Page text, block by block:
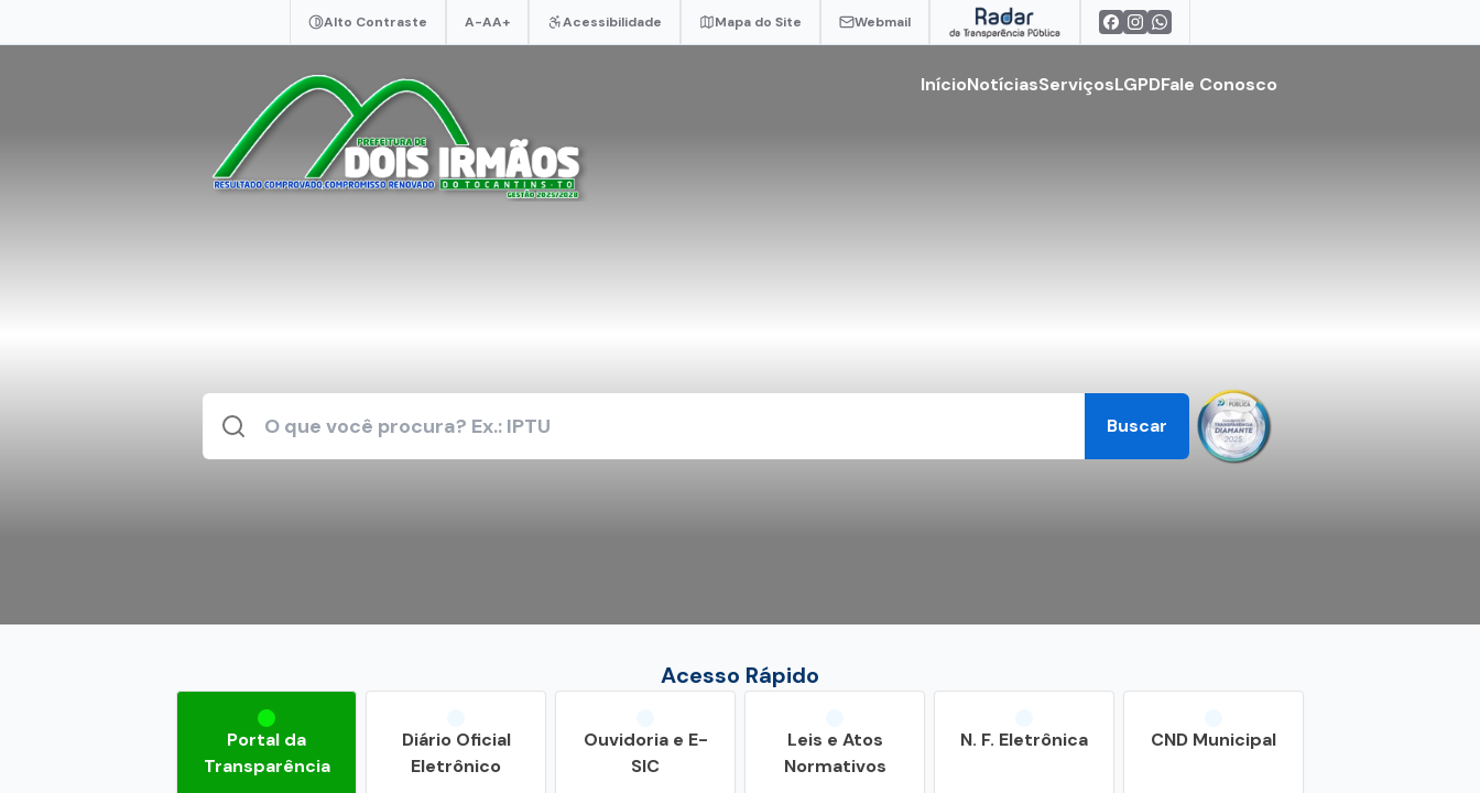
Alto Contraste A-AA+ Acessibilidade Mapa do Site Webmail
InícioNotíciasServiçosLGPDFale Conosco
Buscar
Acesso Rápido
Portal da
Transparência
Diário Oficial
Eletrônico
Ouvidoria e E-
SIC
Leis e Atos
Normativos
N. F. Eletrônica CND Municipal